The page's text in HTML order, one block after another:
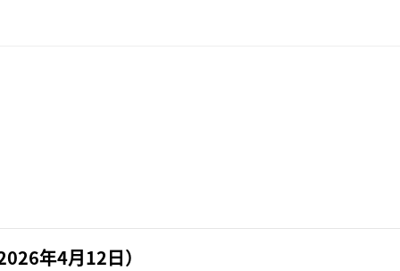
年4月12日）